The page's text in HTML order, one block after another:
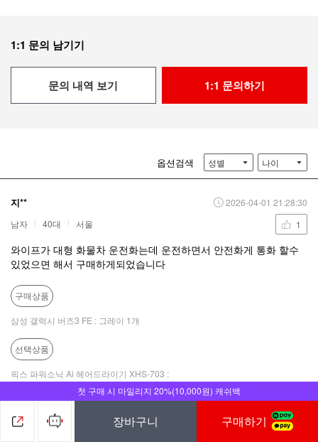
첫 구매 시 마일리지 20%(10,000원) 캐쉬백
장바구니 구매하기
1:1 문의 남기기
문의 내역 보기 1:1 문의하기
옵션검색 성별 나이
지**
2026-04-01 21:28:30
남자
40대 서울 1
와이프가 대형 화물차 운전화는데 운전하면서 안전화게 통화 할수
있었으면 해서 구매하게되었습니다
구매상품
삼성 갤럭시 버즈3 FE : 그레이 1개
선택상품
픽스 파워소닉 Ai 헤어드라이기 XHS-703 :
https://wrd.appstory.co.kr/rd.flad?n=134614
신고